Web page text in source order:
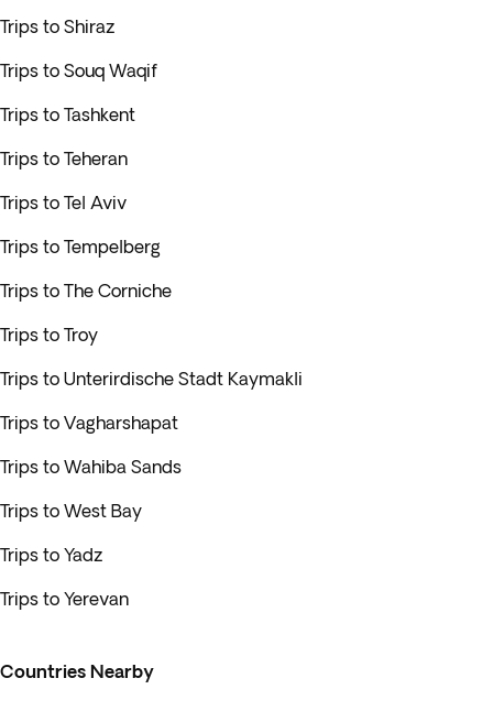
Trips to Shiraz
Trips to Souq Waqif
Trips to Tashkent
Trips to Teheran
Trips to Tel Aviv
Trips to Tempelberg
Trips to The Corniche
Trips to Troy
Trips to Unterirdische Stadt Kaymakli
Trips to Vagharshapat
Trips to Wahiba Sands
Trips to West Bay
Trips to Yadz
Trips to Yerevan
Countries Nearby